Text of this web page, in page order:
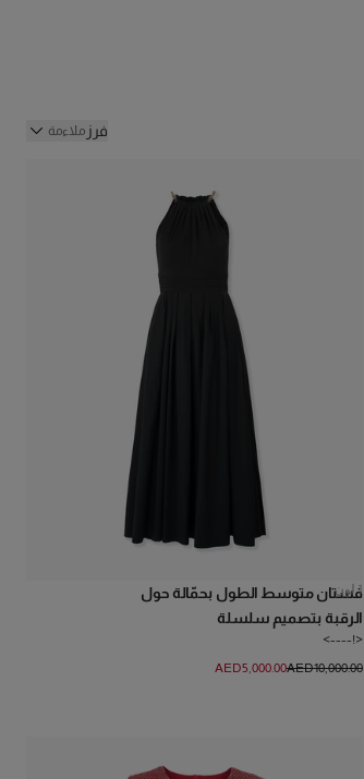
فرز ملاءمة
فستان متوسط الطول بحمّالة حول
الرقبة بتصميم سلسلة
<!---->
1 لون
AED‌10,000.00
AED‌5,000.00